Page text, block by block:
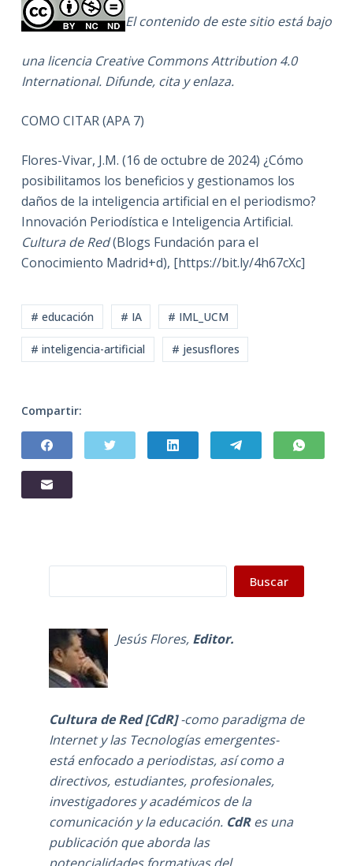
El contenido de este sitio está bajo
una licencia Creative Commons Attribution 4.0
International. Difunde, cita y enlaza.
COMO CITAR (APA 7)
Flores-Vivar, J.M. (16 de octubre de 2024) ¿Cómo
posibilitamos los beneficios y gestionamos los
daños de la inteligencia artificial en el periodismo?
Innovación Periodística e Inteligencia Artificial.
Cultura de Red(Blogs Fundación para el
Conocimiento Madrid+d), [https://bit.ly/4h67cXc]
# educación # IA # IML_UCM
# inteligencia-artificial # jesusflores
Compartir:
Buscar
Jesús Flores, Editor.
Cultura de Red [CdR]-como paradigma de
Internet y las Tecnologías emergentes-
está enfocado a periodistas, así como a
directivos, estudiantes, profesionales,
investigadores y académicos de la
comunicación y la educación. CdRes una
publicación que aborda las